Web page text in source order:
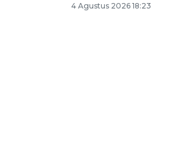
4 Agustus 2026 18:23